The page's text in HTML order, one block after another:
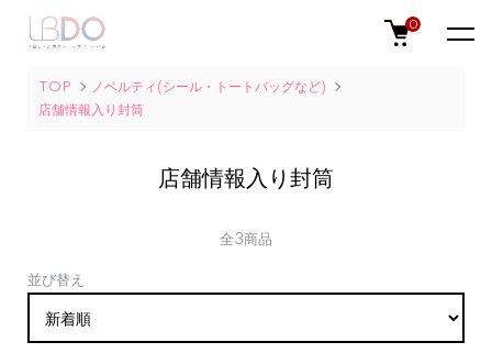
0
TOP
ノベルティ(シール・トートバッグなど)
店舗情報入り封筒
店舗情報入り封筒
全3商品
並び替え